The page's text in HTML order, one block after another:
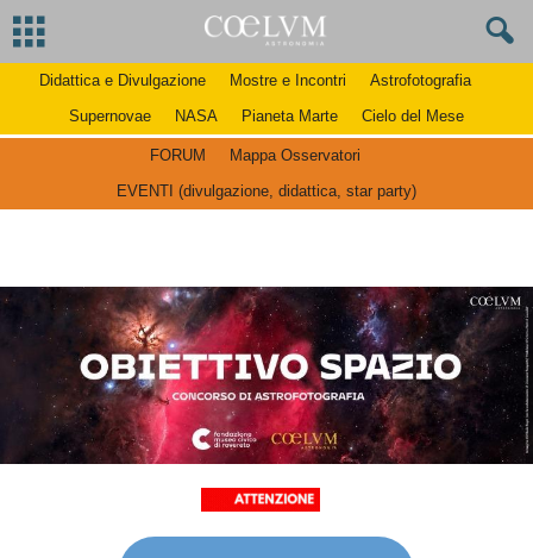
Didattica e Divulgazione Mostre e Incontri
Astrofotografia
Supernovae
NASA Pianeta Marte Cielo del Mese
FORUM
Mappa Osservatori
EVENTI (divulgazione, didattica, star party)